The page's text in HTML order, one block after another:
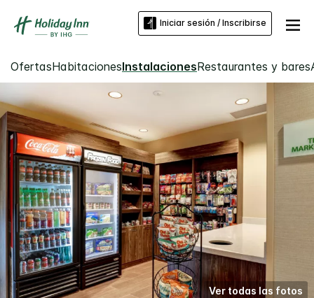
Iniciar sesión / Inscribirse
OfertasHabitacionesInstalacionesRestaurantes y bares
Ver todas las fotos